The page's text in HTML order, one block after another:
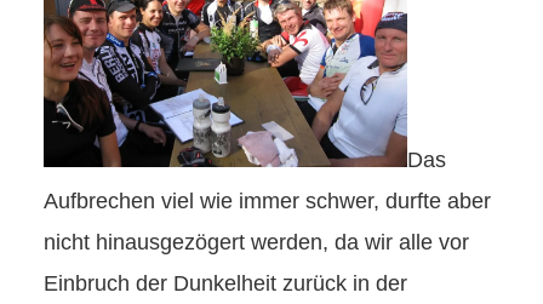
Das
Aufbrechen viel wie immer schwer, durfte aber
nicht hinausgezögert werden, da wir alle vor
Einbruch der Dunkelheit zurück in der